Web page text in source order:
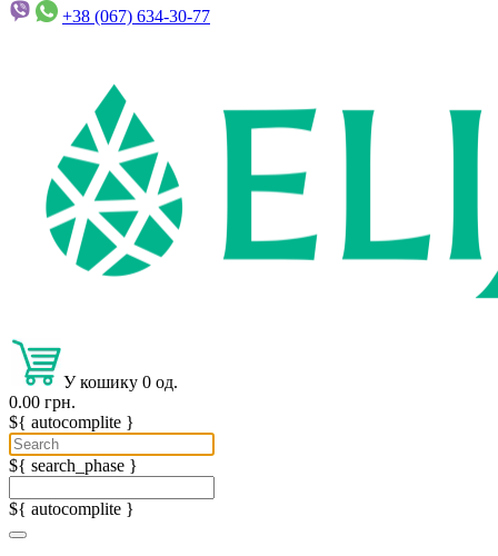
+38 (067) 634-30-77
У кошику 0 од.
0.00 грн.
${ autocomplite }
${ search_phase }
${ autocomplite }